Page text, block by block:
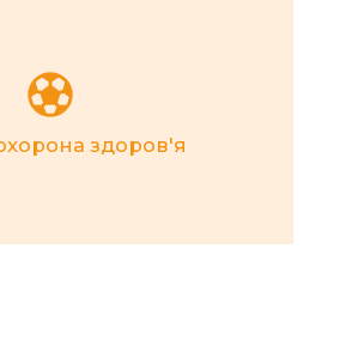
здоров'я
заявку